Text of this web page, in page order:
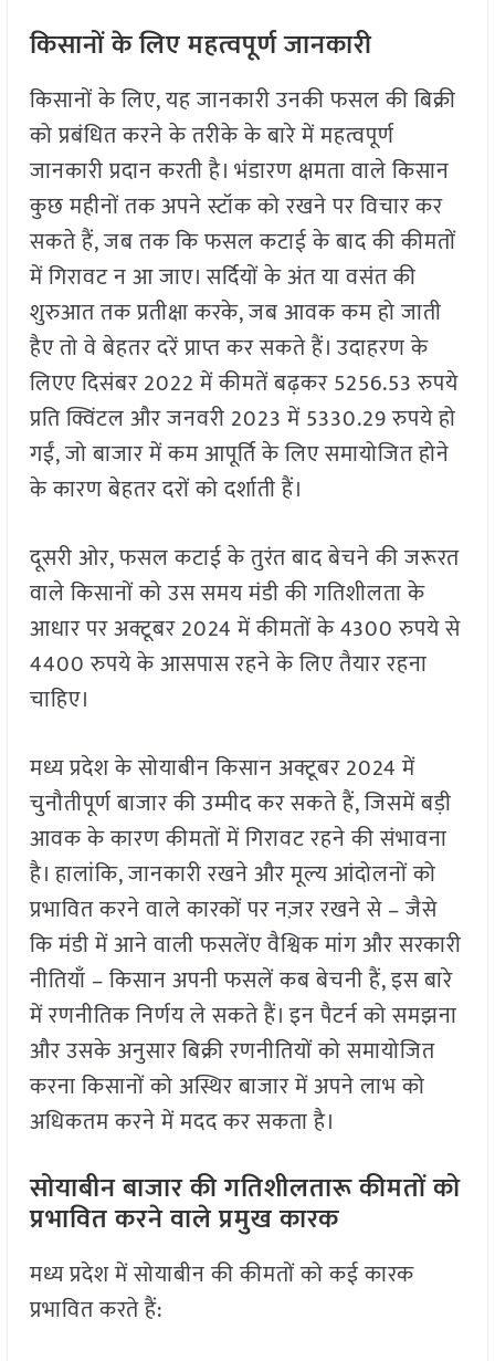
किसानों के लिए महत्वपूर्ण जानकारी
किसानों के लिए, यह जानकारी उनकी फसल की बिक्री
को प्रबंधित करने के तरीके के बारे में महत्वपूर्ण
जानकारी प्रदान करती है। भंडारण क्षमता वाले किसान
कुछ महीनों तक अपने स्टॉक को रखने पर विचार कर
सकते हैं, जब तक कि फसल कटाई के बाद की कीमतों
में गिरावट न आ जाए। सर्दियों के अंत या वसंत की
शुरुआत तक प्रतीक्षा करके, जब आवक कम हो जाती
हैए तो वे बेहतर दरें प्राप्त कर सकते हैं। उदाहरण के
लिएए दिसंबर 2022 में कीमतें बढ़कर 5256.53 रुपये
प्रति क्विंटल और जनवरी 2023 में 5330.29 रुपये हो
गईं, जो बाजार में कम आपूर्ति के लिए समायोजित होने
के कारण बेहतर दरों को दर्शाती हैं।
दूसरी ओर, फसल कटाई के तुरंत बाद बेचने की जरूरत
वाले किसानों को उस समय मंडी की गतिशीलता के
आधार पर अक्टूबर 2024 में कीमतों के 4300 रुपये से
4400 रुपये के आसपास रहने के लिए तैयार रहना
चाहिए।
मध्य प्रदेश के सोयाबीन किसान अक्टूबर 2024 में
चुनौतीपूर्ण बाजार की उम्मीद कर सकते हैं, जिसमें बड़ी
आवक के कारण कीमतों में गिरावट रहने की संभावना
है। हालांकि, जानकारी रखने और मूल्य आंदोलनों को
प्रभावित करने वाले कारकों पर नज़र रखने से – जैसे
कि मंडी में आने वाली फसलेंए वैश्विक मांग और सरकारी
नीतियाँ – किसान अपनी फसलें कब बेचनी हैं, इस बारे
में रणनीतिक निर्णय ले सकते हैं। इन पैटर्न को समझना
और उसके अनुसार बिक्री रणनीतियों को समायोजित
करना किसानों को अस्थिर बाजार में अपने लाभ को
अधिकतम करने में मदद कर सकता है।
सोयाबीन बाजार की गतिशीलतारू कीमतों को
प्रभावित करने वाले प्रमुख कारक
मध्य प्रदेश में सोयाबीन की कीमतों को कई कारक
प्रभावित करते हैं: